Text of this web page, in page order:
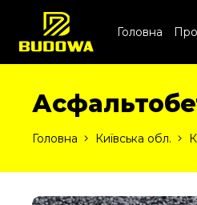
Головна
Головна Київська обл.